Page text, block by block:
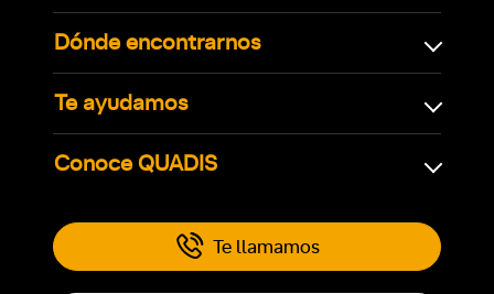
Dónde encontrarnos
Te ayudamos
Conoce QUADIS
Te llamamos